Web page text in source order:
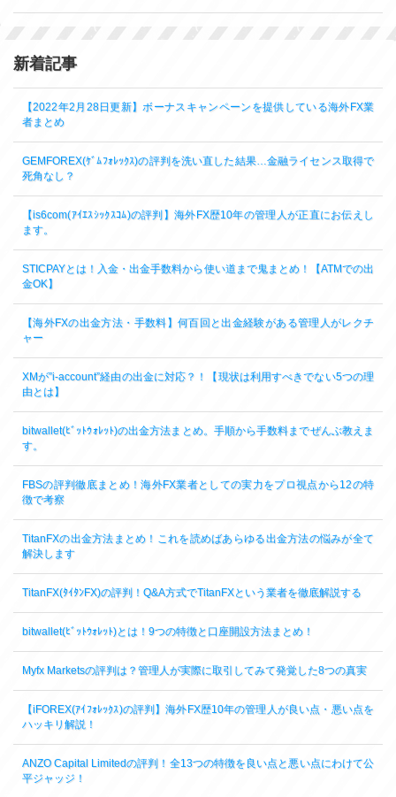
新着記事
【2022年2月28日更新】ボーナスキャンペーンを提供している海外FX業
者まとめ
GEMFOREX(ｹﾞﾑﾌｫﾚｯｸｽ)の評判を洗い直した結果…金融ライセンス取得で
死角なし？
【is6com(ｱｲｴｽｼｯｸｽｺﾑ)の評判】海外FX歴10年の管理人が正直にお伝えし
ます。
STICPAYとは！入金・出金手数料から使い道まで鬼まとめ！【ATMでの出
金OK】
【海外FXの出金方法・手数料】何百回と出金経験がある管理人がレクチ
ャー
XMが”i-account”経由の出金に対応？！【現状は利用すべきでない5つの理
由とは】
bitwallet(ﾋﾞｯﾄｳｫﾚｯﾄ)の出金方法まとめ。手順から手数料までぜんぶ教えま
す。
FBSの評判徹底まとめ！海外FX業者としての実力をプロ視点から12の特
徴で考察
TitanFXの出金方法まとめ！これを読めばあらゆる出金方法の悩みが全て
解決します
TitanFX(ﾀｲﾀﾝFX)の評判！Q&A方式でTitanFXという業者を徹底解説する
bitwallet(ﾋﾞｯﾄｳｫﾚｯﾄ)とは！9つの特徴と口座開設方法まとめ！
Myfx Marketsの評判は？管理人が実際に取引してみて発覚した8つの真実
【iFOREX(ｱｲﾌｫﾚｯｸｽ)の評判】海外FX歴10年の管理人が良い点・悪い点を
ハッキリ解説！
ANZO Capital Limitedの評判！全13つの特徴を良い点と悪い点にわけて公
平ジャッジ！